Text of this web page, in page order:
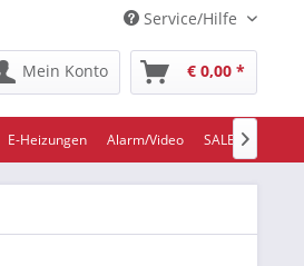
Service/Hilfe
Mein Konto € 0,00 *
E-Heizungen Alarm/Video SALE/ 